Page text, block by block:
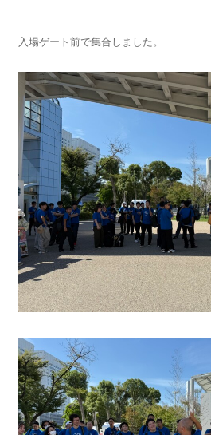
入場ゲート前で集合しました。